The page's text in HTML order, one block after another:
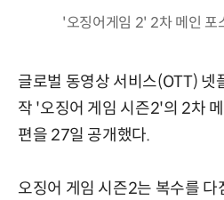
'오징어게임 2' 2차 메인 포
글로벌 동영상 서비스(OTT) 넷
작 '오징어 게임 시즌2'의 2차
편을 27일 공개했다.
오징어 게임 시즌2는 복수를 다